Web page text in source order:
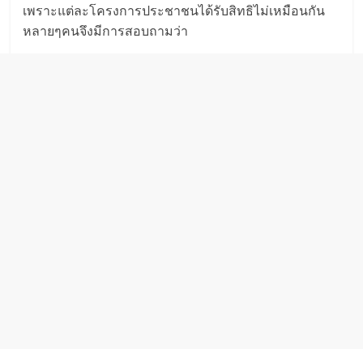
เพราะแต่ละโครงการประชาชนได้รับสิทธิไม่เหมือนกัน
หลายๆคนจึงมีการสอบถามว่า